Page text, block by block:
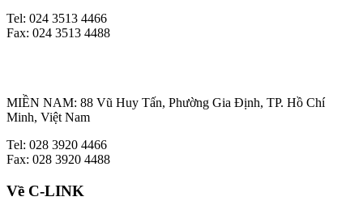
Tel: 024 3513 4466
Fax: 024 3513 4488
MIỀN NAM: 88 Vũ Huy Tấn, Phường Gia Định, TP. Hồ Chí
Minh, Việt Nam
Tel: 028 3920 4466
Fax: 028 3920 4488
Về C-LINK